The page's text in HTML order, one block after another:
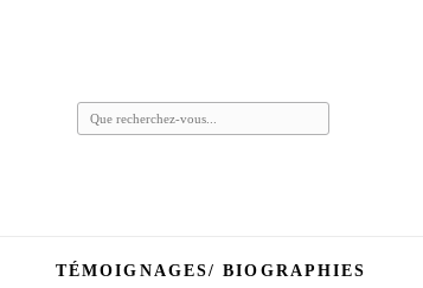
Vous
TÉMOIGNAGES/ BIOGRAPHIES